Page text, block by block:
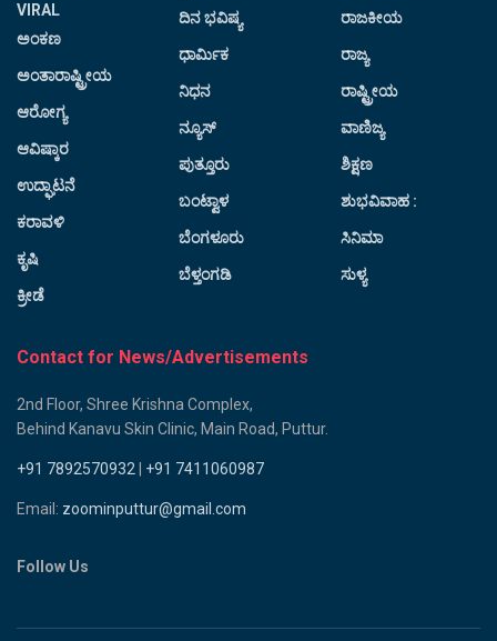
VIRAL
ಅಂಕಣ
ಅಂತಾರಾಷ್ಟ್ರೀಯ
ಆರೋಗ್ಯ
ಆವಿಷ್ಕಾರ
ಉದ್ಘಾಟನೆ
ಕರಾವಳಿ
ಕೃಷಿ
ಕ್ರೀಡೆ
ದಿನ ಭವಿಷ್ಯ
ಧಾರ್ಮಿಕ
ನಿಧನ
ನ್ಯೂಸ್
ಪುತ್ತೂರು
ಬಂಟ್ವಾಳ
ಬೆಂಗಳೂರು
ಬೆಳ್ತಂಗಡಿ
ರಾಜಕೀಯ
ರಾಜ್ಯ
ರಾಷ್ಟ್ರೀಯ
ವಾಣಿಜ್ಯ
ಶಿಕ್ಷಣ
ಶುಭವಿವಾಹ :
ಸಿನಿಮಾ
ಸುಳ್ಯ
Contact for News/Advertisements
2nd Floor, Shree Krishna Complex,
Behind Kanavu Skin Clinic, Main Road, Puttur.
+91 7892570932 | +91 7411060987
Email: zoominputtur@gmail.com
Follow Us